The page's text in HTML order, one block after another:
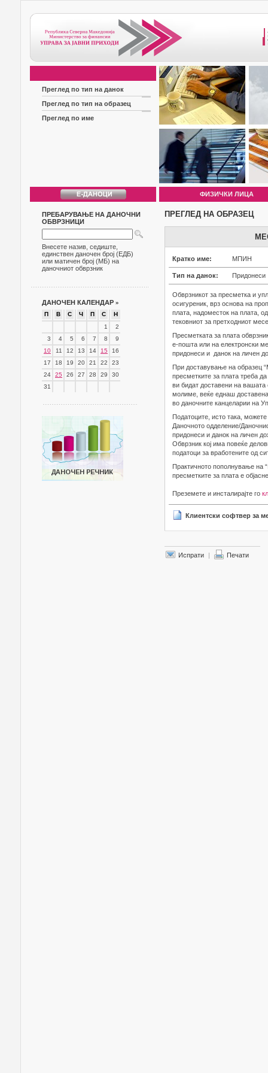
Преглед по тип на данок
Преглед по тип на образец
Преглед по име
ФИЗИЧКИ ЛИЦА
ПРЕБАРУВАЊЕ НА ДАНОЧНИ
ОБВРЗНИЦИ
Внесете назив, седиште,
единствен даночен број (ЕДБ)
или матичен број (МБ) на
даночниот обврзник
ДАНОЧЕН КАЛЕНДАР »
П В С Ч П С
Н
1
2
3
4 5 6 7 8
9
10
11 12 13 14 15
16
17
18 19 20 21 22
23
24
25 26 27 28 29
30
31
ПРЕГЛЕД НА ОБРАЗЕЦ
Кратко име: МПИН
Тип на данок: Придонеси
Обврзникот за пресметка и
осигуреник, врз основа на
плата, надоместок на плата,
тековниот за претходниот
Пресметката за плата
е-пошта или на електронски
придонеси и данок на личен
При доставување на образец
пресметките за плата треба
ви бидат доставени на вашата
молиме, веќе еднаш
во даночните канцеларии на
Податоците, исто така,
Даночното одделение/
придонеси и данок на личен
Обврзник кој има повеќе
податоци за вработените од
Практичното пополнување на
пресметките за плата е
Преземете и инсталирајте го
Клиентски софтвер за
Испрати | Печати